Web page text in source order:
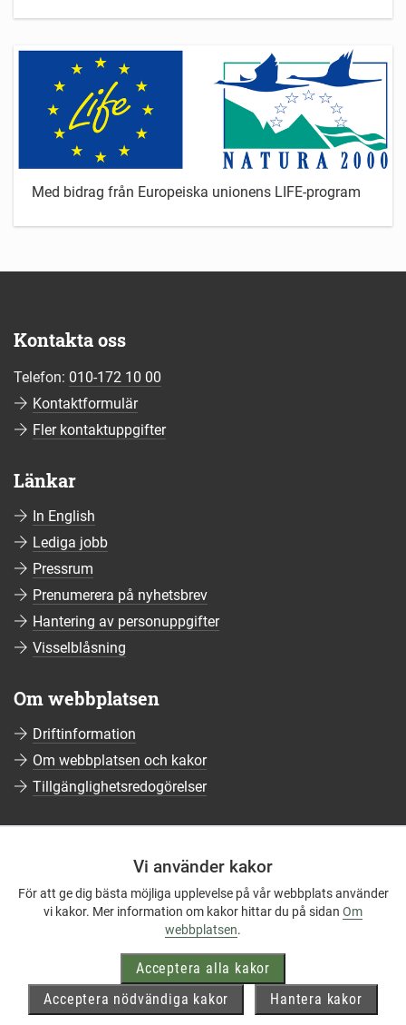
Vi använder kakor
För att ge dig bästa möjliga upplevelse på vår webbplats använder
vi kakor. Mer information om kakor hittar du på sidan Om
webbplatsen.
Acceptera alla kakor
Acceptera nödvändiga kakor
Hantera kakor
Med bidrag från Europeiska unionens LIFE-program
Kontakta oss
Telefon: 010-172 10 00
Kontaktformulär
Fler kontaktuppgifter
Länkar
In English
Lediga jobb
Pressrum
Prenumerera på nyhetsbrev
Hantering av personuppgifter
Visselblåsning
Om webbplatsen
Driftinformation
Om webbplatsen och kakor
Tillgänglighetsredogörelser
Följ oss på Facebook
Följ oss på Instagram
Följ oss på LinkedIn
Mer om våra sociala medier